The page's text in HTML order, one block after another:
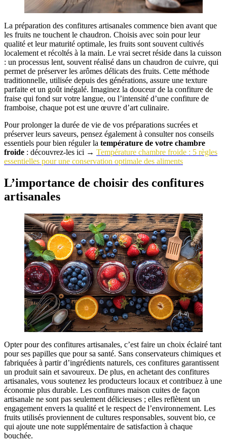
La préparation des confitures artisanales commence bien avant que
les fruits ne touchent le chaudron. Choisis avec soin pour leur
qualité et leur maturité optimale, les fruits sont souvent cultivés
localement et récoltés à la main. Le vrai secret réside dans la cuisson
: un processus lent, souvent réalisé dans un chaudron de cuivre, qui
permet de préserver les arômes délicats des fruits. Cette méthode
traditionnelle, utilisée depuis des générations, assure une texture
parfaite et un goût inégalé. Imaginez la douceur de la confiture de
fraise qui fond sur votre langue, ou l’intensité d’une confiture de
framboise, chaque pot est une œuvre d’art culinaire.
Pour prolonger la durée de vie de vos préparations sucrées et
préserver leurs saveurs, pensez également à consulter nos conseils
essentiels pour bien réguler la température de votre chambre
froide : découvrez-les ici → Température chambre froide : 5 règles
essentielles pour une conservation optimale des aliments
L’importance de choisir des confitures
artisanales
Opter pour des confitures artisanales, c’est faire un choix éclairé tant
pour ses papilles que pour sa santé. Sans conservateurs chimiques et
fabriquées à partir d’ingrédients naturels, ces confitures garantissent
un produit sain et savoureux. De plus, en achetant des confitures
artisanales, vous soutenez les producteurs locaux et contribuez à une
économie plus durable. Les confitures maison cuites de façon
artisanale ne sont pas seulement délicieuses ; elles reflètent un
engagement envers la qualité et le respect de l’environnement. Les
fruits utilisés proviennent de cultures responsables, souvent bio, ce
qui ajoute une note supplémentaire de satisfaction à chaque
bouchée.